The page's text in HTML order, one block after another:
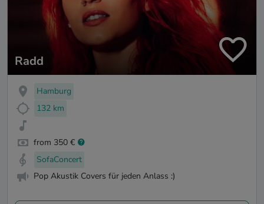
Radd
Hamburg
132 km
from 350 €
SofaConcert
Pop Akustik Covers für jeden Anlass :)